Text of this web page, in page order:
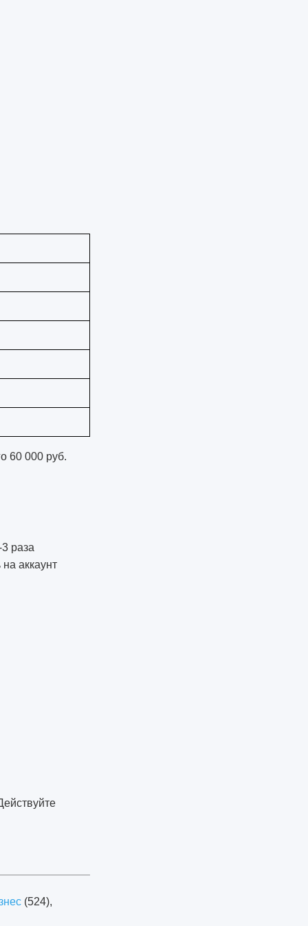
60 000 руб.
раза
аккаунт
(524),